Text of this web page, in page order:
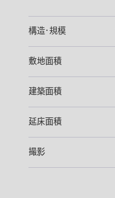
構造・規模
敷地面積
建築面積
延床面積
撮影